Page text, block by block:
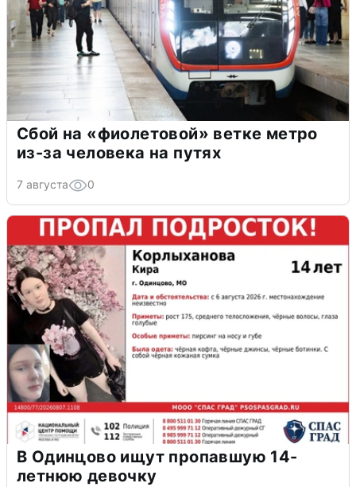
Сбой на «фиолетовой» ветке метро
из-за человека на путях
7 августа 0
В Одинцово ищут пропавшую 14-
летнюю девочку